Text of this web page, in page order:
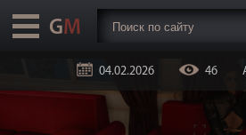
04.02.2026 46